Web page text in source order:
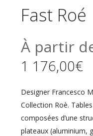
Fast Roé
À partir
1 176,00€
Designer Francesco
Collection Roè.
composées d’une
plateaux (aluminium,